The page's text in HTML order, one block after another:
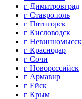
г. Димитровград
г. Ставрополь
г. Пятигорск
г. Кисловодск
г. Невинномысск
г. Краснодар
г. Сочи
г. Новороссийск
г. Армавир
г. Ейск
г. Крым